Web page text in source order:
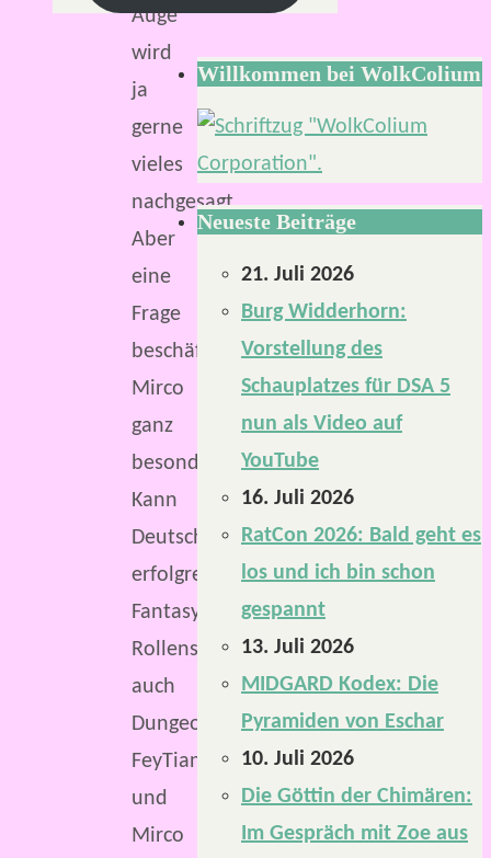
Auge“
wird
ja
gerne
vieles
nachgesagt.
Aber
eine
Frage
beschäftigt
Mirco
ganz
besonders:
Kann
Deutschlands
erfolgreichstes
Fantasy-
Rollenspiel
auch
Dungeons?
FeyTiane
und
Mirco
Willkommen bei WolkColium
Neueste Beiträge
21. Juli 2026
Burg Widderhorn:
Vorstellung des
Schauplatzes für DSA 5
nun als Video auf
YouTube
16. Juli 2026
RatCon 2026: Bald geht es
los und ich bin schon
gespannt
13. Juli 2026
MIDGARD Kodex: Die
Pyramiden von Eschar
10. Juli 2026
Die Göttin der Chimären:
Im Gespräch mit Zoe aus